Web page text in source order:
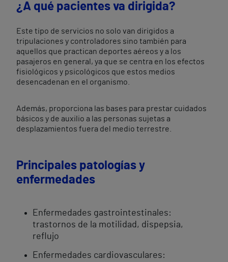
¿A qué pacientes va dirigida?
Este tipo de servicios no solo van dirigidos a
tripulaciones y controladores sino también para
aquellos que practican deportes aéreos y a los
pasajeros en general, ya que se centra en los efectos
fisiológicos y psicológicos que estos medios
desencadenan en el organismo.
Además, proporciona las bases para prestar cuidados
básicos y de auxilio a las personas sujetas a
desplazamientos fuera del medio terrestre.
Principales patologías y
enfermedades
Enfermedades gastrointestinales:
trastornos de la motilidad, dispepsia,
reflujo
Enfermedades cardiovasculares: